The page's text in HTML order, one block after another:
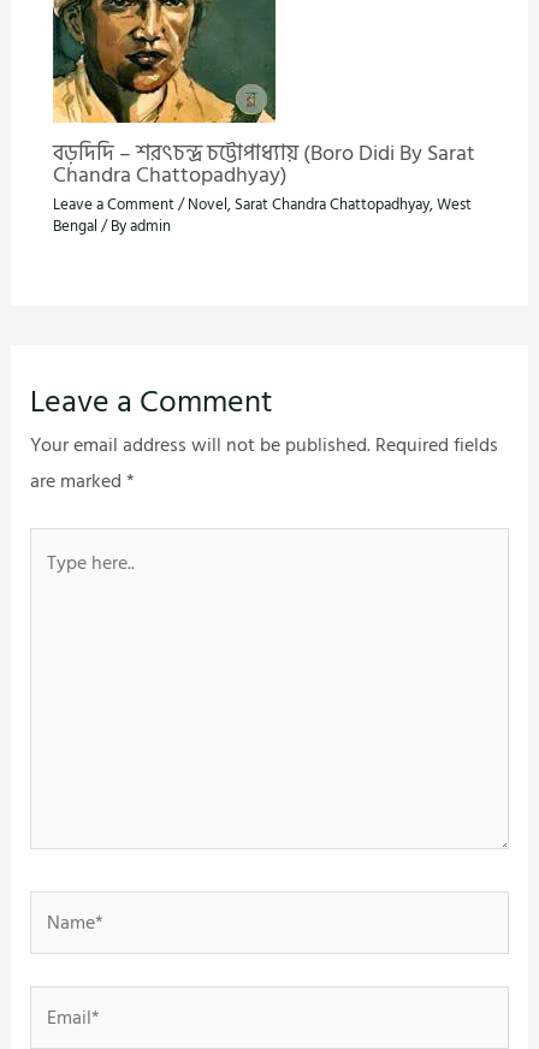
বড়দিদি – শরৎচন্দ্র চট্টোপাধ্যায় (Boro Didi By Sarat
Chandra Chattopadhyay)
Leave a Comment/Novel, Sarat Chandra Chattopadhyay,West
Bengal / Byadmin
Leave a Comment
Your email address will not be published.Required fields
are marked*
here..
Name*
Email*